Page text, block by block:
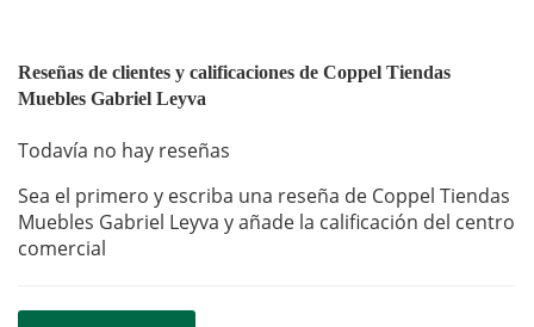
Reseñas de clientes y calificaciones de Coppel Tiendas
Muebles Gabriel Leyva
Todavía no hay reseñas
Sea el primero y escriba una reseña de Coppel Tiendas
Muebles Gabriel Leyva y añade la calificación del centro
comercial